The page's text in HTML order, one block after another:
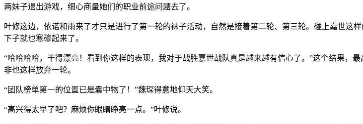
两妹子退出游戏，细心商量她们的职业前途问题去了。
叶修这边，依诺和雨来了才只是进行了第一轮的袜子活动，自然是接着第二轮、第三轮。碰上嘉世这
下子就也寒碜起来了。
“哈哈哈哈，干得漂亮！看到你这样的表现，我对于战胜嘉世战队真是越来越有信心了。”这个结果，
非也这样放弃一轮。
“团队榜单第一的位置已是囊中物了！”魏琛得意地仰天大笑。
“高兴得太早了吧？麻烦你眼睛睁亮一点。”叶修说。